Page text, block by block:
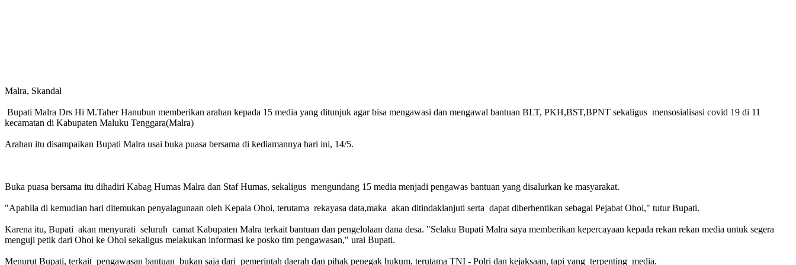
Malra, Skandal
Bupati Malra Drs Hi M.Taher Hanubun memberikan arahan kepada 15 media yang ditunjuk agar bisa mengawasi dan mengawal bantuan BLT, PKH,BST,BPNT sekaligus mensosialisasi covid 19 di 11
kecamatan di Kabupaten Maluku Tenggara(Malra)
Arahan itu disampaikan Bupati Malra usai buka puasa bersama di kediamannya hari ini, 14/5.
Buka puasa bersama itu dihadiri Kabag Humas Malra dan Staf Humas, sekaligus mengundang 15 media menjadi pengawas bantuan yang disalurkan ke masyarakat.
"Apabila di kemudian hari ditemukan penyalagunaan oleh Kepala Ohoi, terutama rekayasa data,maka akan ditindaklanjuti serta dapat diberhentikan sebagai Pejabat Ohoi," tutur Bupati.
Karena itu, Bupati akan menyurati seluruh camat Kabupaten Malra terkait bantuan dan pengelolaan dana desa. "Selaku Bupati Malra saya memberikan kepercayaan kepada rekan rekan media untuk segera
menguji petik dari Ohoi ke Ohoi sekaligus melakukan informasi ke posko tim pengawasan," urai Bupati.
Menurut Bupati, terkait pengawasan bantuan bukan saja dari pemerintah daerah dan pihak penegak hukum, terutama TNI - Polri dan kejaksaan, tapi yang terpenting media.